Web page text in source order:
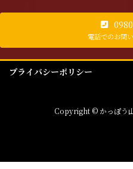
電話でのお問
プライバシーポリシー
Copyright © かっぽう